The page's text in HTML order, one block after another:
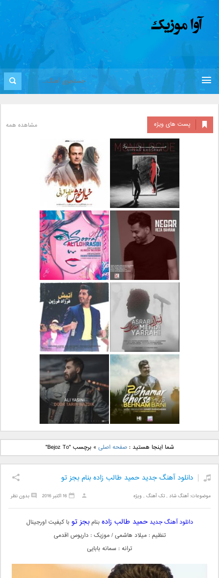
پست های ویژه مشاهده همه
دانلود آلبوم جدید سیروان
خسروی بنام مونولوگ
دانلود آهنگ جدید علیرضا
قربانی بنام خیال خوش
دانلود آهنگ جدید رضا
بهرام بنام نگار
دانلود آهنگ جدید علی
لهراسبی بنام صورت
دانلود آهنگ جدید مهدی
یراحی بنام اسرار
دانلود آهنگ جدید فرزاد
فرزین بنام آتیش
دانلود آهنگ جدید بهنام
بانی بنام قرص قمر 2
دانلود آهنگ جدید علی
یاسینی بنام دورترین نزدیک
شما اینجا هستید :صفحه اصلی »برچسب "Bejoz To"
دانلود آهنگ جدید حمید طالب زاده بنام بجز تو
موضوعات:آهنگ شاد ,تک آهنگ ,ویژه بدون نظر 16 اکتبر 2016
دانلود آهنگ جدید حمید طالب زادهبنامبجز توبا کیفیت اورجینال
تنظیم : میلاد هاشمی / موزیک : داریوس اقدمی
ترانه : سمانه بابایی